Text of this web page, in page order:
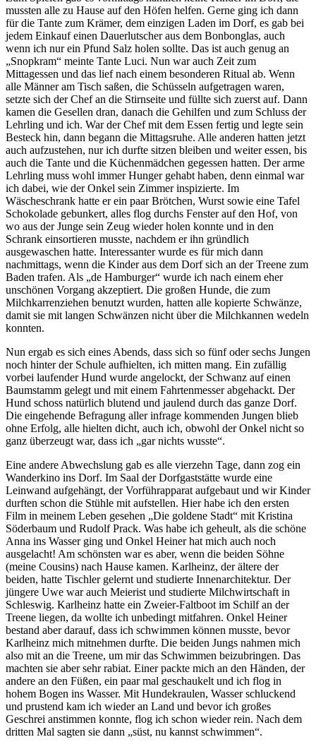
mussten alle zu Hause auf den Höfen helfen. Gerne ging ich dann
für die Tante zum Krämer, dem einzigen Laden im Dorf, es gab bei
jedem Einkauf einen Dauerlutscher aus dem Bonbonglas, auch
wenn ich nur ein Pfund Salz holen sollte. Das ist auch genug an
Snopkram
meinte Tante Luci. Nun war auch Zeit zum
Mittagessen und das lief nach einem besonderen Ritual ab. Wenn
alle Männer am Tisch saßen, die Schüsseln aufgetragen waren,
setzte sich der Chef an die Stirnseite und füllte sich zuerst auf. Dann
kamen die Gesellen dran, danach die Gehilfen und zum Schluss der
Lehrling und ich. War der Chef mit dem Essen fertig und legte sein
Besteck hin, dann begann die Mittagsruhe. Alle anderen hatten jetzt
auch aufzustehen, nur ich durfte sitzen bleiben und weiter essen, bis
auch die Tante und die Küchenmädchen gegessen hatten. Der arme
Lehrling muss wohl immer Hunger gehabt haben, denn einmal war
ich dabei, wie der Onkel sein Zimmer inspizierte. Im
Wäscheschrank hatte er ein paar Brötchen, Wurst sowie eine Tafel
Schokolade gebunkert, alles flog durchs Fenster auf den Hof, von
wo aus der Junge sein Zeug wieder holen konnte und in den
Schrank einsortieren musste, nachdem er ihn gründlich
ausgewaschen hatte. Interessanter wurde es für mich dann
nachmittags, wenn die Kinder aus dem Dorf sich an der Treene zum
Baden trafen. Als
de Hamburger
wurde ich nach einem eher
unschönen Vorgang akzeptiert. Die großen Hunde, die zum
Milchkarrenziehen benutzt wurden, hatten alle kopierte Schwänze,
damit sie mit langen Schwänzen nicht über die Milchkannen wedeln
konnten.
Nun ergab es sich eines Abends, dass sich so fünf oder sechs Jungen
noch hinter der Schule aufhielten, ich mitten mang. Ein zufällig
vorbei laufender Hund wurde angelockt, der Schwanz auf einen
Baumstamm gelegt und mit einem Fahrtenmesser abgehackt. Der
Hund schoss natürlich blutend und jaulend durch das ganze Dorf.
Die eingehende Befragung aller infrage kommenden Jungen blieb
ohne Erfolg, alle hielten dicht, auch ich, obwohl der Onkel nicht so
ganz überzeugt war, dass ich
gar nichts wusste .
Eine andere Abwechslung gab es alle vierzehn Tage, dann zog ein
Wanderkino ins Dorf. Im Saal der Dorfgaststätte wurde eine
Leinwand aufgehängt, der Vorführapparat aufgebaut und wir Kinder
durften schon die Stühle mit aufstellen. Hier habe ich den ersten
Film in meinem Leben gesehen
Die goldene Stadt
mit Kristina
Söderbaum und Rudolf Prack. Was habe ich geheult, als die schöne
Anna ins Wasser ging und Onkel Heiner hat mich auch noch
ausgelacht! Am schönsten war es aber, wenn die beiden Söhne
(meine Cousins) nach Hause kamen. Karlheinz, der ältere der
beiden, hatte Tischler gelernt und studierte Innenarchitektur. Der
jüngere Uwe war auch Meierist und studierte Milchwirtschaft in
Schleswig. Karlheinz hatte ein Zweier-Faltboot im Schilf an der
Treene liegen, da wollte ich unbedingt mitfahren. Onkel Heiner
bestand aber darauf, dass ich schwimmen können musste, bevor
Karlheinz mich mitnehmen durfte. Die beiden Jungs nahmen mich
also mit an die Treene, um mir das Schwimmen beizubringen. Das
machten sie aber sehr rabiat. Einer packte mich an den Händen, der
andere an den Füßen, ein paar mal geschaukelt und ich flog in
hohem Bogen ins Wasser. Mit Hundekraulen, Wasser schluckend
und prustend kam ich wieder an Land und bevor ich großes
Geschrei anstimmen konnte, flog ich schon wieder rein. Nach dem
dritten Mal sagten sie dann
süst, nu kannst schwimmen .